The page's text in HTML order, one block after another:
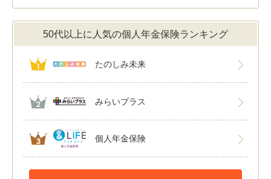
50代以上に人気の個人年金保険ランキング
たのしみ未来
みらいプラス
個人年金保険